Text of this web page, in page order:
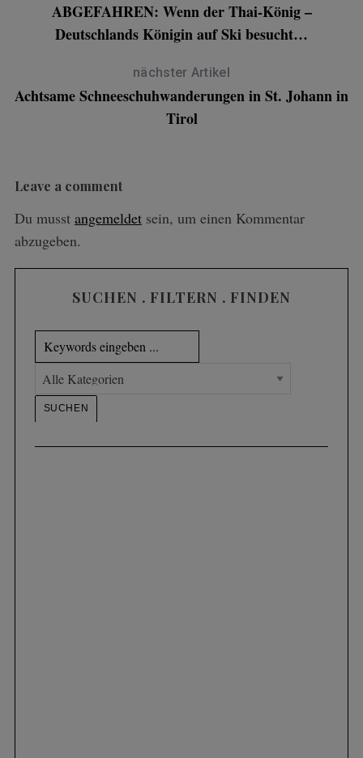
ABGEFAHREN: Wenn der Thai-König –
Deutschlands Königin auf Ski besucht…
nächster Artikel
Achtsame Schneeschuhwanderungen in St. Johann in
Tirol
Leave a comment
Du musst angemeldetsein, um einen Kommentar
abzugeben.
SUCHEN . FILTERN . FINDEN